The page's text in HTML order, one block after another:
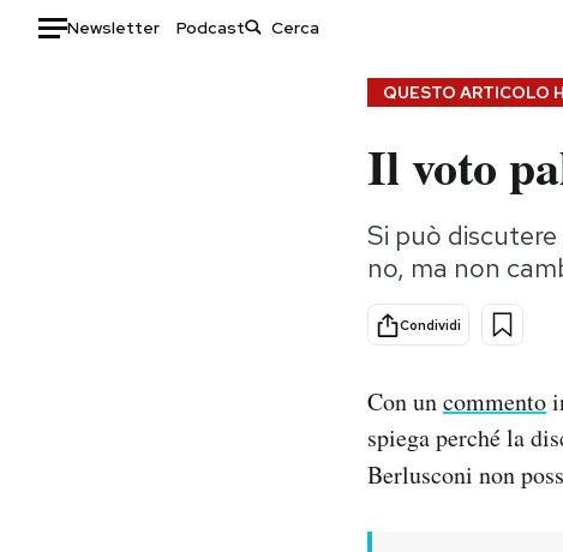
Newsletter Podcast
Consumismi
Storie/Idee
Ok Boomer!
Altrecose
Mondiali calcio 2026
QUESTO ARTICOLO
Il voto
Si può
no, ma non
Condividi
Con uncommento
spiega perché la
Berlusconi non